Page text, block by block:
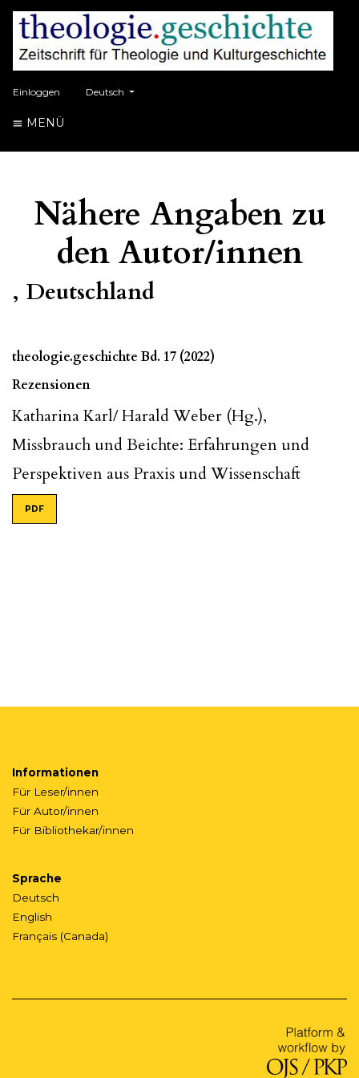
Einloggen ##plugins.themes.healthSciences.language.toggle##
Deutsch
MENÜ
Nähere Angaben zu
den Autor/innen
, Deutschland
theologie.geschichte Bd. 17 (2022)
Rezensionen
Katharina Karl/ Harald Weber (Hg.),
Missbrauch und Beichte: Erfahrungen und
Perspektiven aus Praxis und Wissenschaft
PDF
Informationen
Für Leser/innen
Für Autor/innen
Für Bibliothekar/innen
Sprache
Deutsch
English
Français (Canada)